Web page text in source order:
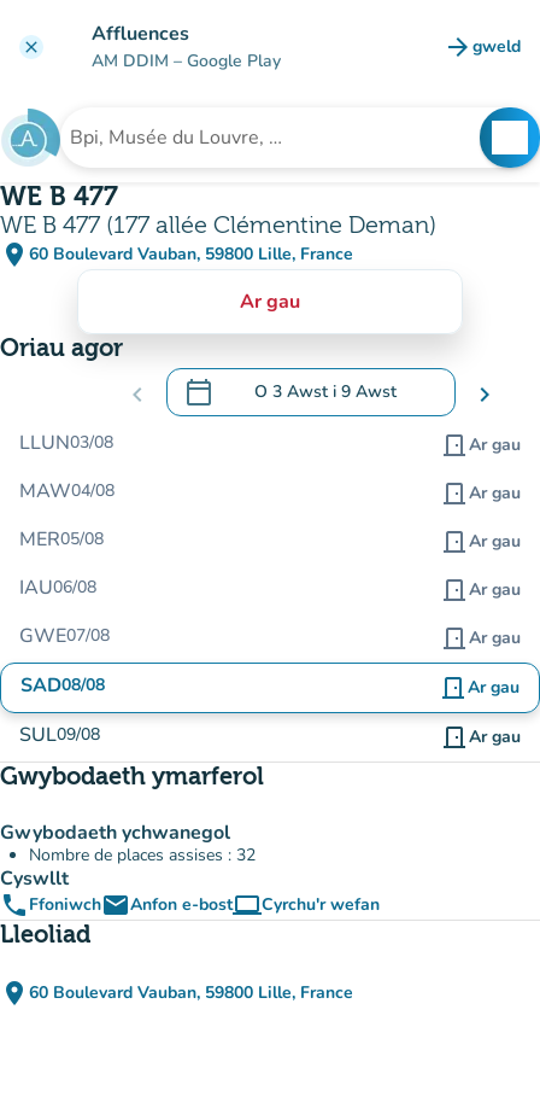
clear Affluences
AM DDIM – Google Play arrow_forward gweld
(tab
Chwilio am sefydliad
WE B 477
WE B 477 (177 allée Clémentine Deman)
place 60 Boulevard Vauban, 59800 Lille, France
(agor yn Google Maps)
(tab newydd)
Ar gau
Oriau agor
chevron_left calendar_today O 3 Awst i 9 Awst
.Agor y calendr i newid dyddiadau chevron_right
LLUN03/08 door_front Ar gau
MAW04/08 door_front Ar gau
MER05/08 door_front Ar gau
IAU06/08 door_front Ar gau
GWE07/08 door_front Ar gau
SAD08/08 door_front Ar gau
SUL09/08 door_front Ar gau
Gwybodaeth ymarferol
Gwybodaeth ychwanegol
Nombre de places assises : 32
Cyswllt
phone FfoniwchemailAnfon e-bostcomputerCyrchu'r wefan
(tab newydd)
Lleoliad
place 60 Boulevard Vauban, 59800 Lille, France
(agor yn Google Maps)
(tab newydd)